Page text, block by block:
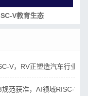
课程
V，RV正塑造汽车行业
范获准，AI领域RISC-V